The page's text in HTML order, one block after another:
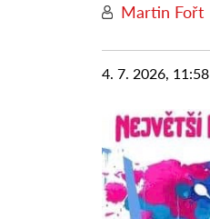
Martin Fořt
4. 7. 2026, 11:58